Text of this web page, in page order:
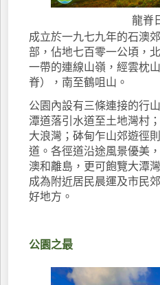
龍脊
成立於一九七九年的石澳
部，佔地七百零一公頃，
一帶的連線山嶺，經雲枕
脊），南至鶴咀山。
公園內設有三條連接的行
潭道落引水道至土地灣村
大浪灣；砵甸乍山郊遊徑
道。各徑道沿途風景優美
澳和離島，更可飽覽大潭
成為附近居民晨運及市民
好地方。
公園之最